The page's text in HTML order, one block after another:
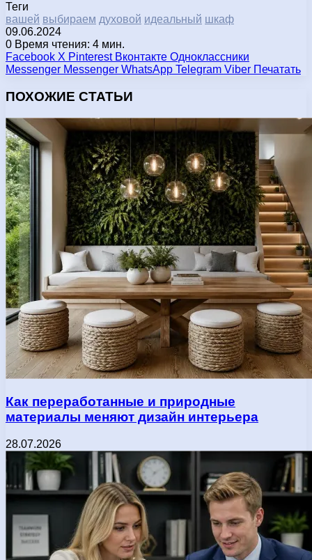
Теги
вашей выбираем духовой идеальный шкаф
09.06.2024
0 Время чтения: 4 мин.
Facebook X Pinterest Вконтакте Одноклассники
Messenger Messenger WhatsApp Telegram Viber Печатать
ПОХОЖИЕ СТАТЬИ
Как переработанные и природные
материалы меняют дизайн интерьера
28.07.2026